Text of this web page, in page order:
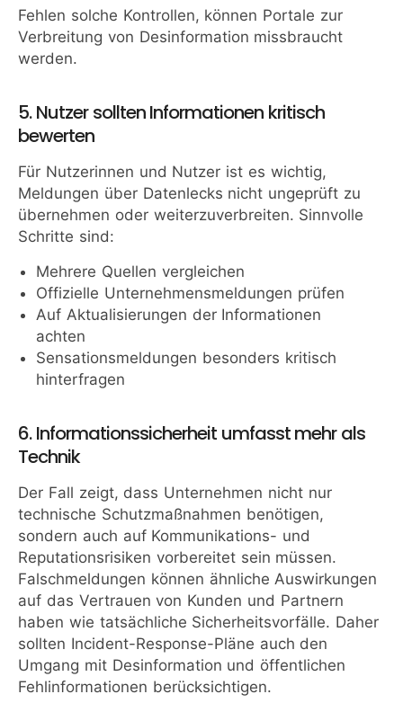
Fehlen solche Kontrollen, können Portale zur
Verbreitung von Desinformation missbraucht
werden.
5. Nutzer sollten Informationen kritisch
bewerten
Für Nutzerinnen und Nutzer ist es wichtig,
Meldungen über Datenlecks nicht ungeprüft zu
übernehmen oder weiterzuverbreiten. Sinnvolle
Schritte sind:
Mehrere Quellen vergleichen
Offizielle Unternehmensmeldungen prüfen
Auf Aktualisierungen der Informationen
achten
Sensationsmeldungen besonders kritisch
hinterfragen
6. Informationssicherheit umfasst mehr als
Technik
Der Fall zeigt, dass Unternehmen nicht nur
technische Schutzmaßnahmen benötigen,
sondern auch auf Kommunikations- und
Reputationsrisiken vorbereitet sein müssen.
Falschmeldungen können ähnliche Auswirkungen
auf das Vertrauen von Kunden und Partnern
haben wie tatsächliche Sicherheitsvorfälle. Daher
sollten Incident-Response-Pläne auch den
Umgang mit Desinformation und öffentlichen
Fehlinformationen berücksichtigen.